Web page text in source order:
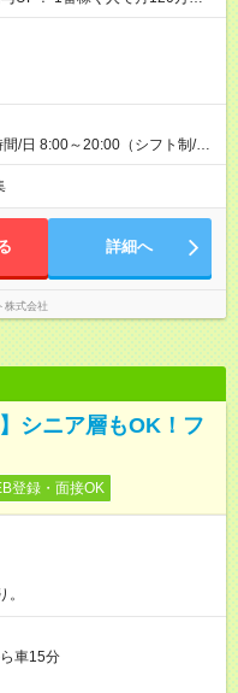
関係 1日150個配達×25日勤務
/日 8:00～20:00（シフト制/実
では週4も有り） ※配達状況に
※案件により多少の前後あり
詳細へ
株式会社
シニア層もOK！フ
登録・面接OK
車15分